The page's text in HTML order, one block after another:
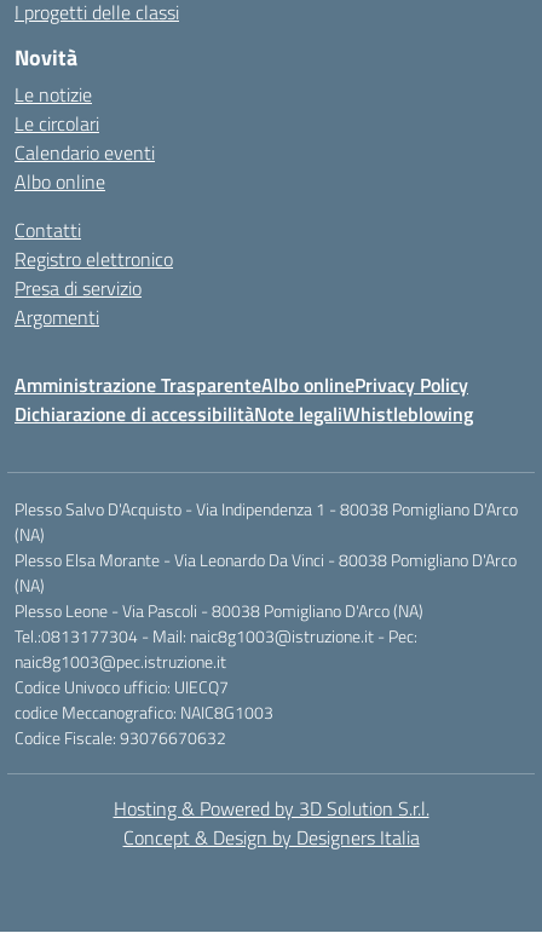
I progetti delle classi
Novità
Le notizie
Le circolari
Calendario eventi
Albo online
Contatti
Registro elettronico
Presa di servizio
Argomenti
Amministrazione TrasparenteAlbo onlinePrivacy Policy
Dichiarazione di accessibilitàNote legaliWhistleblowing
Plesso Salvo D'Acquisto - Via Indipendenza 1 - 80038 Pomigliano D'Arco
(NA)
Plesso Elsa Morante - Via Leonardo Da Vinci - 80038 Pomigliano D'Arco
(NA)
Plesso Leone - Via Pascoli - 80038 Pomigliano D'Arco (NA)
Tel.:0813177304 - Mail: naic8g1003@istruzione.it - Pec:
naic8g1003@pec.istruzione.it
Codice Univoco ufficio: UIECQ7
codice Meccanografico: NAIC8G1003
Codice Fiscale: 93076670632
Hosting & Powered by 3D Solution S.r.l.
Concept & Design by Designers Italia